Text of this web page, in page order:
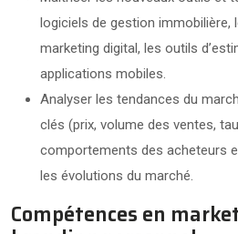
logiciels de gestion immobilière,
marketing digital, les outils
applications mobiles.
Analyser les tendances du
clés (prix, volume des ventes,
comportements des acheteurs
les évolutions du marché.
Compétences en